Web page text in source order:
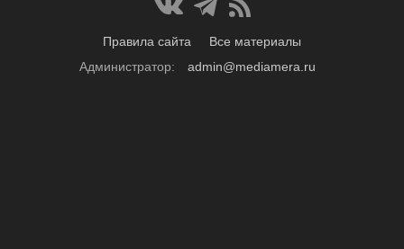
Правила сайта
Все материалы
Администратор:
admin@mediamera.ru